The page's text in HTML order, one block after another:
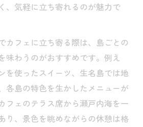
、気軽に立ち寄れるのが魅力で
カフェに立ち寄る際は、島ごとの
味わうのがおすすめです。例え
を使ったスイーツ、生名島では地
各島の特色を生かしたメニューが
フェのテラス席から瀬戸内海を一
り、景色を眺めながらの休憩は格